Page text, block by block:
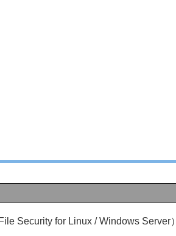
Security for Linux / Windows Server）